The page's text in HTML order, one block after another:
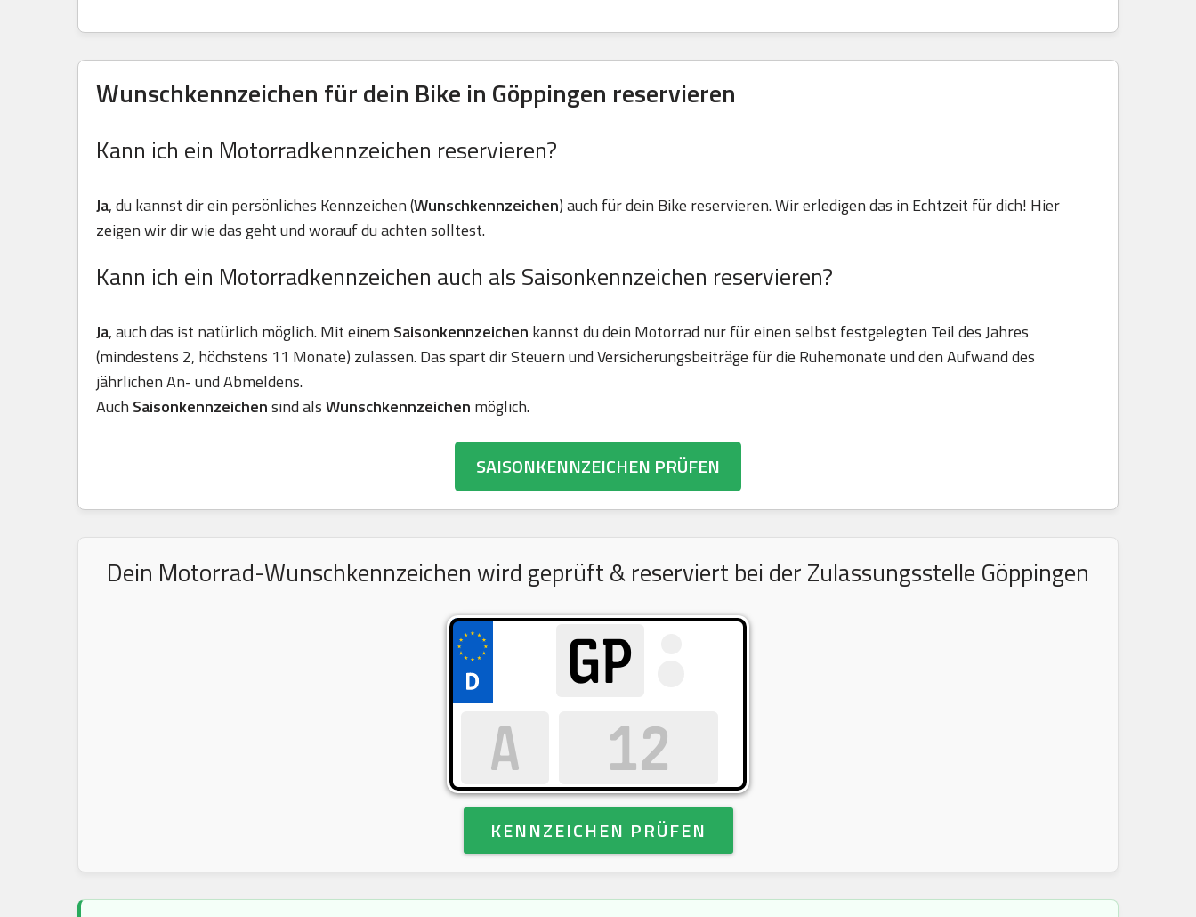
Wunschkennzeichen für dein Bike in Göppingen reservieren
Kann ich ein Motorradkennzeichen reservieren?
Ja, du kannst dir ein persönliches Kennzeichen (Wunschkennzeichen) auch für dein Bike reservieren. Wir erledigen das in Echtzeit für dich! Hier
zeigen wir dir wie das geht und worauf du achten solltest.
Kann ich ein Motorradkennzeichen auch als Saisonkennzeichen reservieren?
Ja, auch das ist natürlich möglich. Mit einem Saisonkennzeichen kannst du dein Motorrad nur für einen selbst festgelegten Teil des Jahres
(mindestens 2, höchstens 11 Monate) zulassen. Das spart dir Steuern und Versicherungsbeiträge für die Ruhemonate und den Aufwand des
jährlichen An- und Abmeldens.
Auch Saisonkennzeichensind alsWunschkennzeichen möglich.
SAISONKENNZEICHEN PRÜFEN
Dein Motorrad-Wunschkennzeichen wird geprüft & reserviert bei der Zulassungsstelle Göppingen
KENNZEICHEN PRÜFEN